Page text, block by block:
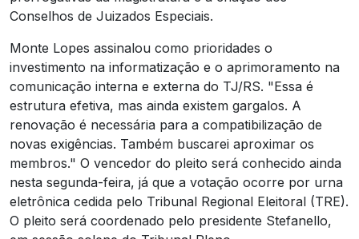
Conselhos de Juizados Especiais.
Monte Lopes assinalou como prioridades o
investimento na informatização e o aprimoramento na
comunicação interna e externa do TJ/RS. "Essa é
estrutura efetiva, mas ainda existem gargalos. A
renovação é necessária para a compatibilização de
novas exigências. Também buscarei aproximar os
membros." O vencedor do pleito será conhecido ainda
nesta segunda-feira, já que a votação ocorre por urna
eletrônica cedida pelo Tribunal Regional Eleitoral (TRE).
O pleito será coordenado pelo presidente Stefanello,